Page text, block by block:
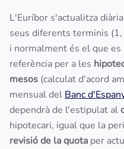
L'Euríbor s'actualitza
seus diferents terminis
i normalment és el que es
referència per a les
mesos (calculat d'acord
mensual del Banc
dependrà de l'estipulat al
hipotecari, igual que la
revisió de la quota per